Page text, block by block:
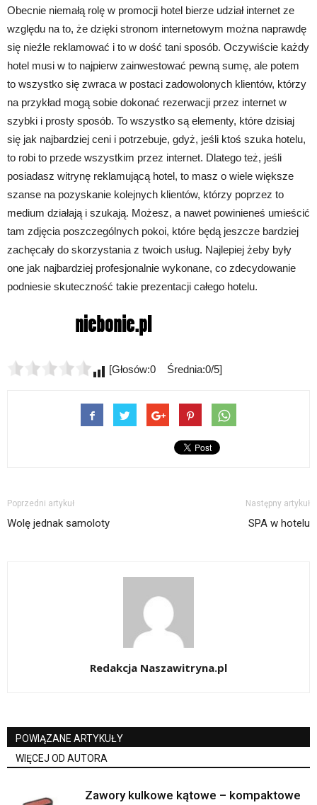
Obecnie niemałą rolę w promocji hotel bierze udział internet ze
względu na to, że dzięki stronom internetowym można naprawdę
się nieźle reklamować i to w dość tani sposób. Oczywiście każdy
hotel musi w to najpierw zainwestować pewną sumę, ale potem
to wszystko się zwraca w postaci zadowolonych klientów, którzy
na przykład mogą sobie dokonać rezerwacji przez internet w
szybki i prosty sposób. To wszystko są elementy, które dzisiaj
się jak najbardziej ceni i potrzebuje, gdyż, jeśli ktoś szuka hotelu,
to robi to przede wszystkim przez internet. Dlatego też, jeśli
posiadasz witrynę reklamującą hotel, to masz o wiele większe
szanse na pozyskanie kolejnych klientów, którzy poprzez to
medium działają i szukają. Możesz, a nawet powinieneś umieścić
tam zdjęcia poszczególnych pokoi, które będą jeszcze bardziej
zachęcały do skorzystania z twoich usług. Najlepiej żeby były
one jak najbardziej profesjonalnie wykonane, co zdecydowanie
podniesie skuteczność takie prezentacji całego hotelu.
[Głosów:0 Średnia:0/5]
Poprzedni artykuł
Wolę jednak samoloty
Następny artykuł
SPA w hotelu
Redakcja Naszawitryna.pl
POWIĄZANE ARTYKUŁY
WIĘCEJ OD AUTORA
Zawory kulkowe kątowe – kompaktowe